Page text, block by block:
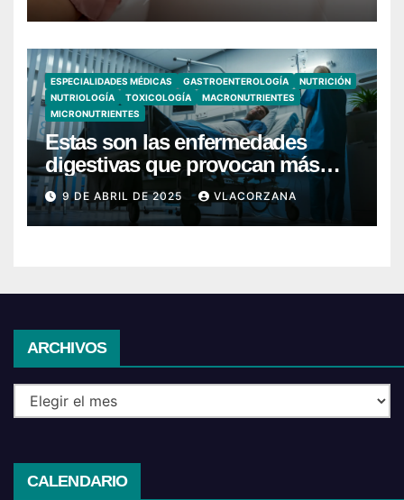
ESPECIALIDADES MÉDICAS GASTROENTEROLOGÍA
NUTRICIÓN
NUTRIOLOGÍA
TOXICOLOGÍA
MACRONUTRIENTES
MICRONUTRIENTES
Estas son las enfermedades
digestivas que provocan más
hospitalizaciones en España
9 DE ABRIL DE 2025 VLACORZANA
ARCHIVOS
CALENDARIO